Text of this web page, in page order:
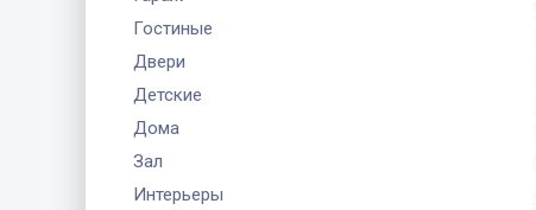
Гостиные
Двери
Детские
Дома
Зал
Интерьеры